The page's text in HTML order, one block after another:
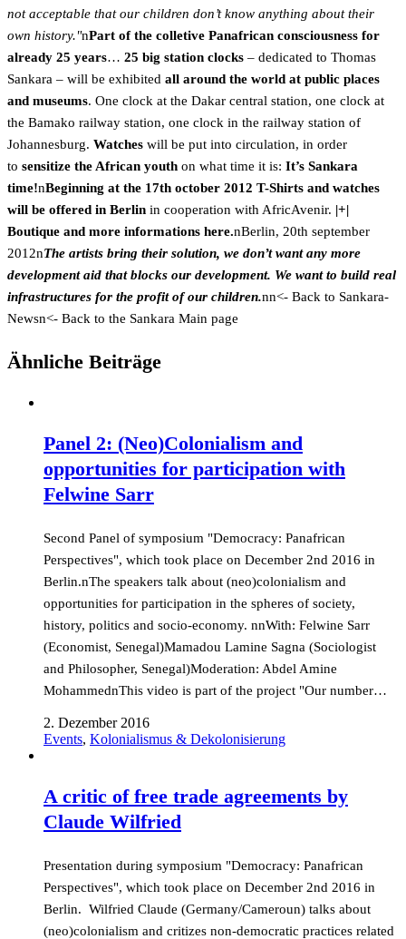
not acceptable that our children don’t know anything about their
own history."nPart of the colletive Panafrican consciousness for
already 25 years… 25 big station clocks – dedicated to Thomas
Sankara – will be exhibited all around the world at public places
and museums. One clock at the Dakar central station, one clock at
the Bamako railway station, one clock in the railway station of
Johannesburg. Watches will be put into circulation, in order
to sensitize the African youth on what time it is: It’s Sankara
time!nBeginning at the 17th october 2012 T-Shirts and watches
will be offered in Berlin in cooperation with AfricAvenir. |+|
Boutique and more informations here.nBerlin, 20th september
2012nThe artists bring their solution, we don’t want any more
development aid that blocks our development. We want to build real
infrastructures for the profit of our children.nn<- Back to Sankara-
Newsn<- Back to the Sankara Main page
Ähnliche Beiträge
Panel 2: (Neo)Colonialism and
opportunities for participation with
Felwine Sarr
Second Panel of symposium "Democracy: Panafrican
Perspectives", which took place on December 2nd 2016 in
Berlin.nThe speakers talk about (neo)colonialism and
opportunities for participation in the spheres of society,
history, politics and socio-economy. nnWith: Felwine Sarr
(Economist, Senegal)Mamadou Lamine Sagna (Sociologist
and Philosopher, Senegal)Moderation: Abdel Amine
MohammednThis video is part of the project "Our number…
2. Dezember 2016
Events, Kolonialismus & Dekolonisierung
A critic of free trade agreements by
Claude Wilfried
Presentation during symposium "Democracy: Panafrican
Perspectives", which took place on December 2nd 2016 in
Berlin. Wilfried Claude (Germany/Cameroun) talks about
(neo)colonialism and critizes non-democratic practices related